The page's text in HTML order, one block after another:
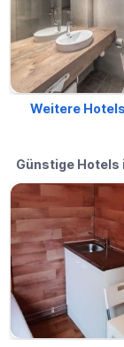
Weitere
Günstige Hotels